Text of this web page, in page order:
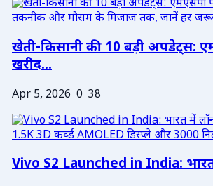
खेती-किसानी की 10 बड़ी अपडेट्स:
खरीद...
Apr 5, 2026 0 38
Vivo S2 Launched in India: